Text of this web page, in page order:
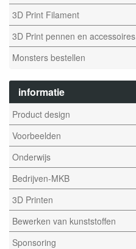
3D Print Filament
3D Print pennen en accessoires
Monsters bestellen
informatie
Product design
Voorbeelden
Onderwijs
Bedrijven-MKB
3D Printen
Bewerken van kunststoffen
Sponsoring